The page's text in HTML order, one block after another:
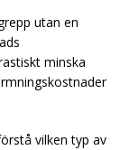
utan en
minska
vilken typ av